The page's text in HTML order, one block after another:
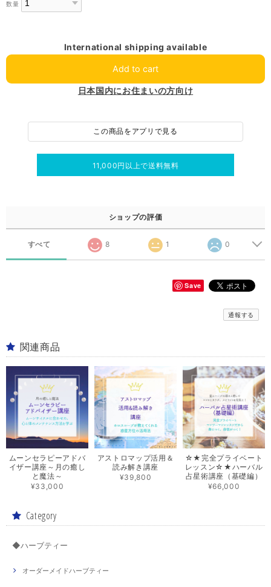
数量
International shipping available
Add to cart
日本国内にお住まいの方向け
この商品をアプリで見る
11,000円以上で送料無料
ショップの評価
すべて 8 1 0
Save
通報する
関連商品
ムーンセラピーアドバ
イザー講座～月の癒し
と魔法～
¥33,000
アストロマップ活用＆
読み解き講座
¥39,800
☆★完全プライベート
レッスン☆★ハーバル
占星術講座（基礎編）
¥66,000
Category
◆ハーブティー
オーダーメイドハーブティー